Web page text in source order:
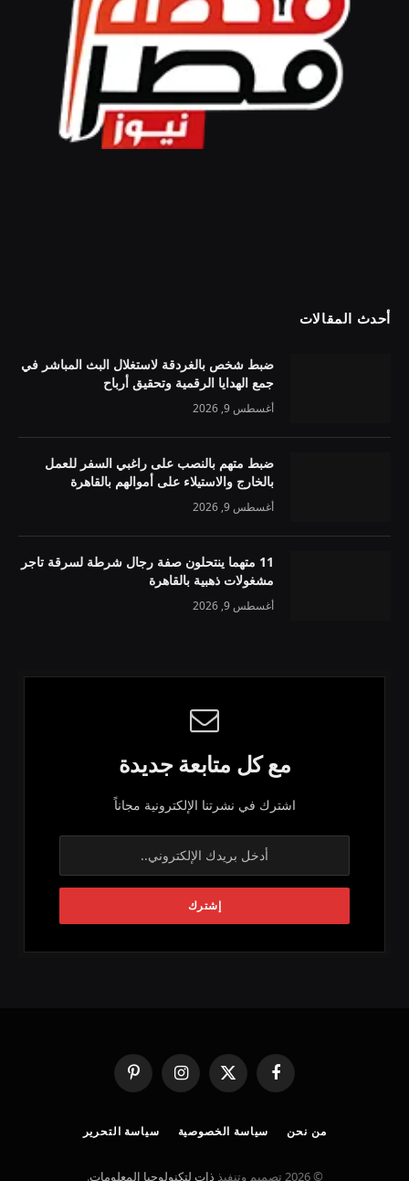
أحدث المقالات
ضبط شخص بالغردقة لاستغلال البث المباشر في
جمع الهدايا الرقمية وتحقيق أرباح
أغسطس 9, 2026
ضبط متهم بالنصب على راغبي السفر للعمل
بالخارج والاستيلاء على أموالهم بالقاهرة
أغسطس 9, 2026
11 متهما ينتحلون صفة رجال شرطة لسرقة تاجر
مشغولات ذهبية بالقاهرة
أغسطس 9, 2026
مع كل متابعة جديدة
اشترك في نشرتنا الإلكترونية مجاناً
فيسبوك
X
(Twitter)
الانستغرامبينتيريست
من نحن سياسة الخصوصية سياسة التحرير
© 2026 تصميم وتنفيذ ذات لتكنولوجيا المعلومات.